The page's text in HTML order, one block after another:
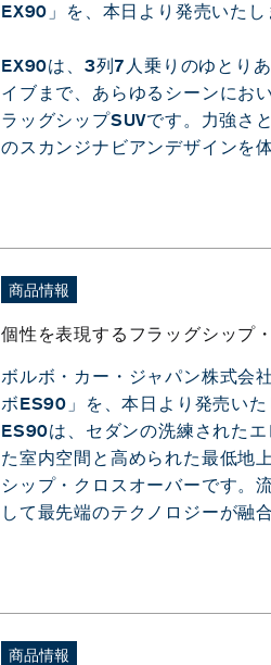
EX90」を、本日より発売いたし
EX90は、3列7人乗りのゆとり
イブまで、あらゆるシーンにお
ラッグシップSUVです。力強さ
のスカンジナビアンデザインを
商品情報
個性を表現するフラッグシップ
ボルボ・カー・ジャパン株式会
ボES90」を、本日より発売いた
ES90は、セダンの洗練された
た室内空間と高められた最低地
シップ・クロスオーバーです。
して最先端のテクノロジーが融
商品情報